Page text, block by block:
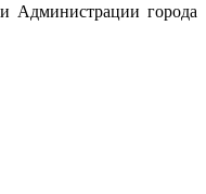
Администрации города